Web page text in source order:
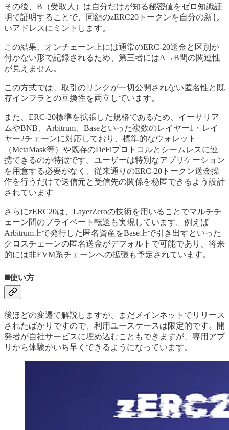
その後、B（受取人）は自分だけが知る秘密値をゼロ知識証
明で証明することで、同額のzERC20トークンを自分の新し
いアドレスにミントします。
この結果、オンチェーン上には通常のERC-20送金と区別が
付かない形で記録されるため、第三者にはA→B間の関連性
が見えません。
この方式では、取引のリンクが一切公開されない匿名性と既
存インフラとの互換性を両立しています。
また、ERC-20標準を拡張した規格であるため、イーサリア
ムやBNB、Arbitrum、Baseといった複数のレイヤー1・レイ
ヤー2チェーンに対応しており、標準的なウォレット
（MetaMask等）や既存のDeFiプロトコルとシームレスに連
携できるのが特徴です。ユーザーは特別なアプリケーション
を用意する必要がなく、従来通りのERC-20トークン送金操
作を行うだけで送信元と受信先の関係を秘匿できるよう設計
されています
さらにzERC20は、LayerZeroの技術を用いることでマルチチ
ェーン間のプライベート転送も実現しています。例えば
Arbitrum上で発行した匿名資産をBase上で引き出すといった
クロスチェーンの匿名送金がデフォルトで可能であり、将来
的には非EVM系チェーンへの拡張も予定されています。
◼️使い方
後ほどの変遷で解説しますが、まだメインネットでリリース
されたばかりですので、利用ユースケースは限定的です。開
発者が自社サービスに埋め込むこともできますが、専用アプ
リから体験がいち早くできるようになっています。